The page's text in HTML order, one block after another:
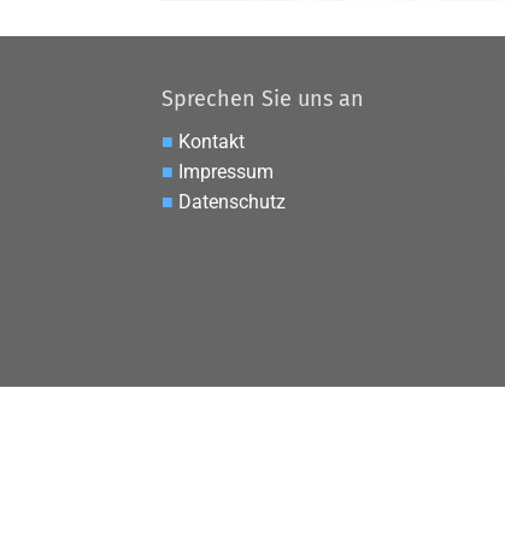
Sprechen Sie uns an
■ Kontakt
■ Impressum
■ Datenschutz